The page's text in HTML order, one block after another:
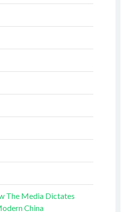
The Media Dictates
China